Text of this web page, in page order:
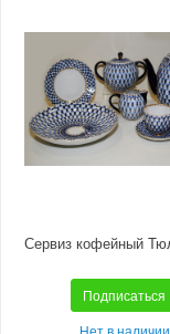
Подписаться
Нет в наличии